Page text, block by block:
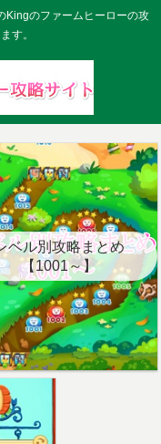
Kingのファームヒーローの攻
す。
ベル別攻略まとめ
【1001～】